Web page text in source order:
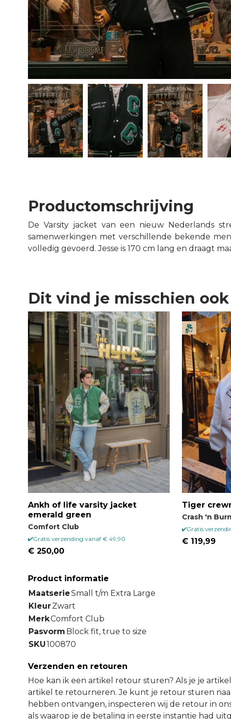
Productomschrijving
De Varsity jacket van een nieuw Nederlands
samenwerkingen met verschillende bekende
volledig gevoerd. Jesse is 170 cm lang en draagt
Dit vind je misschien
Ankh of life varsity jacket
emerald green
Comfort Club
Gratis verzending vanaf € 49,90
€ 250,00
Tiger
Crash 'n Burn
Gratis
€ 119,99
Product informatie
MaatserieSmall t/m Extra Large
KleurZwart
MerkComfort Club
Pasvorm Block fit, true to size
SKU100870
Verzenden en retouren
Hoe kan ik een artikel retour sturen? Als je je
artikel te retourneren. Je kunt je retour sturen
hebben ontvangen, inspecteren wij de retour in
als waarop je de betaling in eerste instantie had